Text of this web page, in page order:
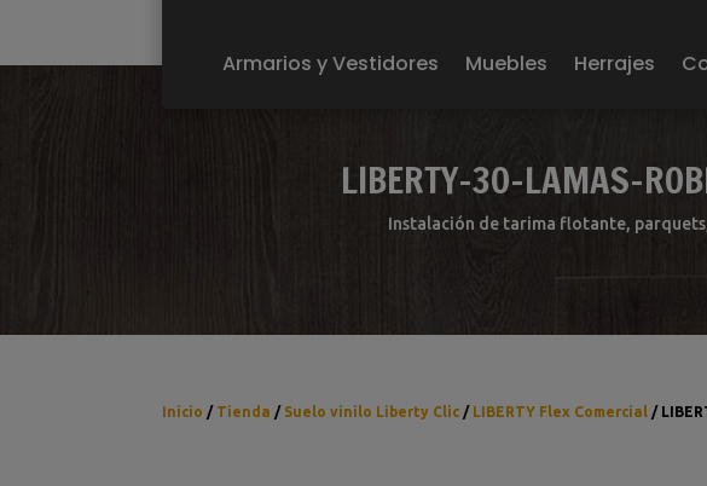
Armarios y Vestidores Muebles Herrajes
LIBERTY-30-LAMAS-
Instalación de tarima flotante,
Inicio / Tienda / Suelo vinilo Liberty Clic / LIBERTY Flex Comercial /